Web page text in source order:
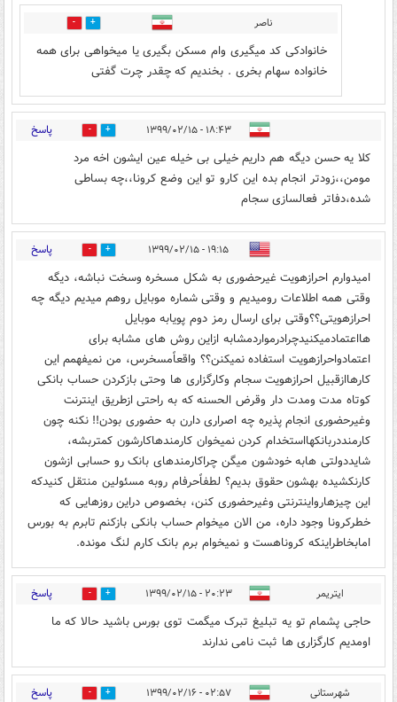
ناصر 0
خانوادکی کد میگیری وام مسکن بگیری یا میخواهی برای همه
خانواده سهام بخری . بخندیم که چقدر چرت گفتی
۱۸:۴۳ - ۱۳۹۹/۰۲/۱۵ 0 پاسخ
کلا یه حسن دیگه هم داریم خیلی بی خیله عین ایشون اخه مرد
مومن،،زودتر انجام بده این کارو تو این وضع کرونا،،چه بساطی
شده،دفاتر فعالسازی سجام
۱۹:۱۵ - ۱۳۹۹/۰۲/۱۵ 0 پاسخ
امیدوارم احرازهویت غیرحضوری به شکل مسخره وسخت نباشه، دیگه
وقتی همه اطلاعات رومیدیم و وقتی شماره موبایل روهم میدیم دیگه چه
احرازهویتی؟؟وقتی برای ارسال رمز دوم پویابه موبایل
هااعتمادمیکنیدچرادرمواردمشابه ازاین روش های مشابه برای
اعتمادواحرازهویت استفاده نمیکنن؟؟ واقعاًمسخرس، من نمیفهمم این
کارهاازقبیل احرازهویت سجام وکارگزاری ها وحتی بازکردن حساب بانکی
کوتاه مدت ومدت دار وقرض الحسنه که به راحتی ازطریق اینترنت
وغیرحضوری انجام پذیره چه اصراری دارن به حضوری بودن!! نکنه چون
کارمنددربانکهااستخدام کردن نمیخوان کارمندهاکارشون کمتربشه،
شایددولتی هابه خودشون میگن چراکارمندهای بانک رو حسابی ازشون
کارنکشیده بهشون حقوق بدیم؟ لطفاًحرفام روبه مسئولین منتقل کنیدکه
این چیزهارواینترنتی وغیرحضوری کنن، بخصوص دراین روزهایی که
خطرکرونا وجود داره، من الان میخوام حساب بانکی بازکنم تابرم به بورس
امابخاطراینکه کروناهست و نمیخوام برم بانک کارم لنگ مونده.
ایتریمر ۲۰:۲۳ - ۱۳۹۹/۰۲/۱۵ 0 پاسخ
حاجی پشمام تو یه تبلیغ تبرک میگمت توی بورس باشید حالا که ما
اومدیم کارگزاری ها ثبت نامی ندارند
شهرستانی ۰۲:۵۷ - ۱۳۹۹/۰۲/۱۶ 0 پاسخ